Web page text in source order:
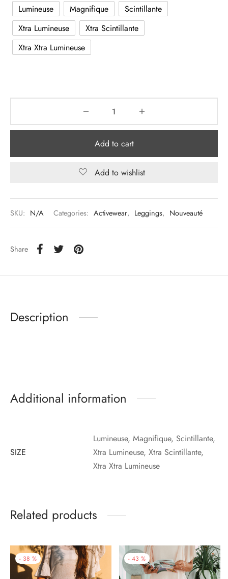
Lumineuse Magnifique
Scintillante
Xtra Lumineuse
Xtra Scintillante
Xtra Xtra Lumineuse
Add to cart
Add to wishlist
SKU: N/A Categories: Activewear, Leggings, Nouveauté
Share
Description
Additional information
SIZE
Lumineuse, Magnifique, Scintillante,
Xtra Lumineuse, Xtra Scintillante,
Xtra Xtra Lumineuse
Related products
- 38 % - 43 %